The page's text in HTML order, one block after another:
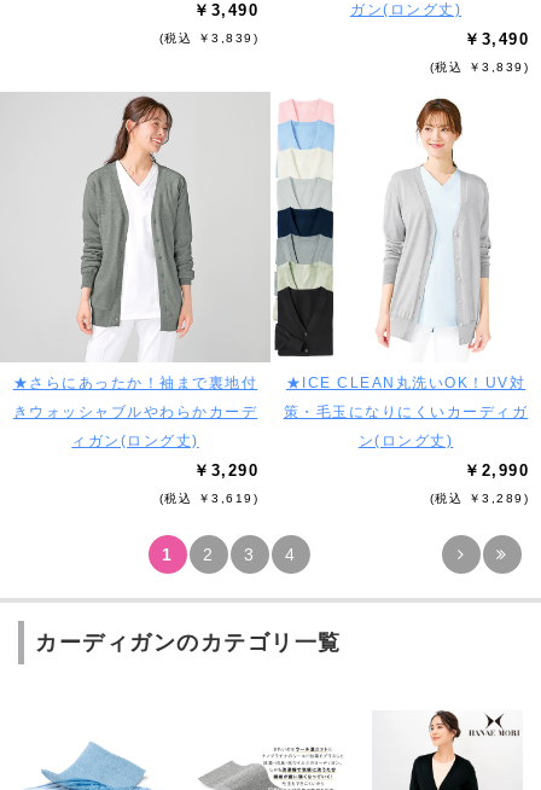
￥3,490
(税込 ￥3,839)
ガン(ロング丈)
￥3,490
(税込 ￥3,839)
★さらにあったか！袖まで裏地付
きウォッシャブルやわらかカーデ
ィガン(ロング丈)
￥3,290
(税込 ￥3,619)
★ICE CLEAN丸洗いOK！UV対
策・毛玉になりにくいカーディガ
ン(ロング丈)
￥2,990
(税込 ￥3,289)
1 2 3 4
カーディガンのカテゴリ一覧